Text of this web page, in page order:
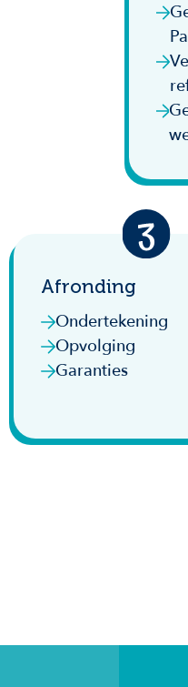
Afronding
Ondertekening
Opvolging
Garanties